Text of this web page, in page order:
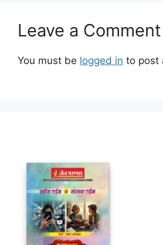
Leave a Comment
You must be logged in to post